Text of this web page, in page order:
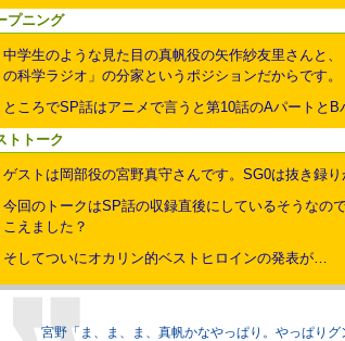
プニング
中学生のような見た目の真帆役の矢作紗友里さんと
の科学ラジオ」の分家というポジションだからです。
ところでSP話はアニメで言うと第10話のAパートと
トトーク
ゲストは岡部役の宮野真守さんです。SG0は抜き録
今回のトークはSP話の収録直後にしているそうなの
こえました？
そしてついにオカリン的ベストヒロインの発表が…
宮野「ま、ま、ま、真帆かなやっぱり。やっぱり